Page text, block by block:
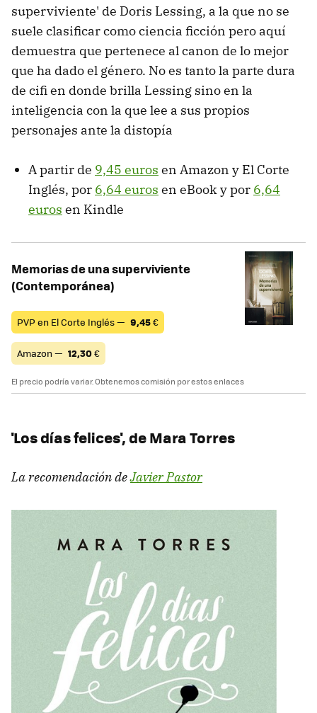
superviviente' de Doris Lessing, a la que no se
suele clasificar como ciencia ficción pero aquí
demuestra que pertenece al canon de lo mejor
que ha dado el género. No es tanto la parte dura
de cifi en donde brilla Lessing sino en la
inteligencia con la que lee a sus propios
personajes ante la distopía
A partir de 9,45 euros en Amazon y El Corte
Inglés, por 6,64 euros en eBook y por 6,64
euros en Kindle
Memorias de una superviviente
(Contemporánea)
PVP en El Corte Inglés — 9,45€
Amazon — 12,30€
El precio podría variar. Obtenemos comisión por estos enlaces
'Los días felices', de Mara Torres
La recomendación deJavier Pastor